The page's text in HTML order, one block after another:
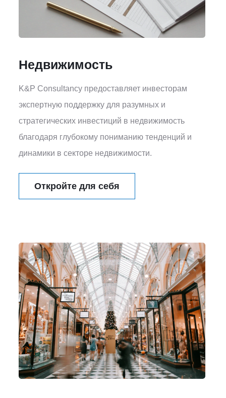
Недвижимость
K&P Consultancy предоставляет инвесторам
экспертную поддержку для разумных и
стратегических инвестиций в недвижимость
благодаря глубокому пониманию тенденций и
динамики в секторе недвижимости.
Откройте для себя